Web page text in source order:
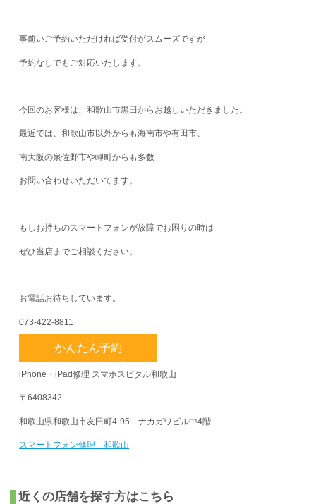
事前いご予約いただければ受付がスムーズですが
予約なしでもご対応いたします。
今回のお客様は、和歌山市黒田からお越しいただきました。
最近では、和歌山市以外からも海南市や有田市、
南大阪の泉佐野市や岬町からも多数
お問い合わせいただいてます。
もしお持ちのスマートフォンが故障でお困りの時は
ぜひ当店までご相談ください。
お電話お待ちしています。
073-422-8811
かんたん予約
iPhone・iPad修理 スマホスピタル和歌山
〒6408342
和歌山県和歌山市友田町4-95 ナカガワビル中4階
スマートフォン修理 和歌山
近くの店舗を探す方はこちら